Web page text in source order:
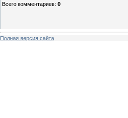
Всего комментариев: 0
Полная версия сайта